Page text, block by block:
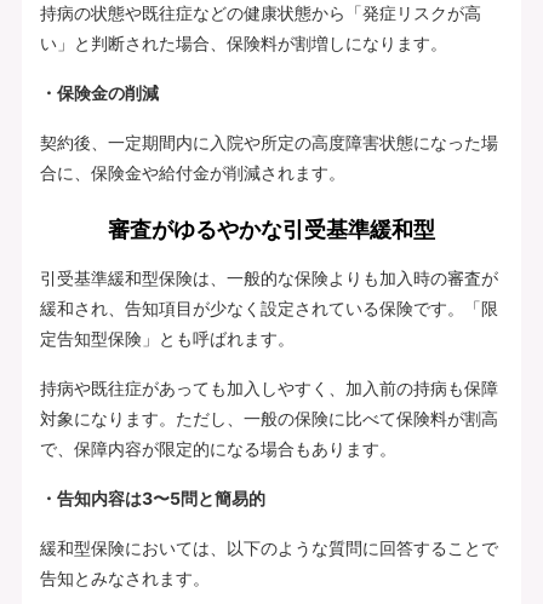
持病の状態や既往症などの健康状態から「発症リスクが高
い」と判断された場合、保険料が割増しになります。
・保険金の削減
契約後、一定期間内に入院や所定の高度障害状態になった場
合に、保険金や給付金が削減されます。
審査がゆるやかな引受基準緩和型
引受基準緩和型保険は、一般的な保険よりも加入時の審査が
緩和され、告知項目が少なく設定されている保険です。「限
定告知型保険」とも呼ばれます。
持病や既往症があっても加入しやすく、加入前の持病も保障
対象になります。ただし、一般の保険に比べて保険料が割高
で、保障内容が限定的になる場合もあります。
・告知内容は3〜5問と簡易的
緩和型保険においては、以下のような質問に回答することで
告知とみなされます。